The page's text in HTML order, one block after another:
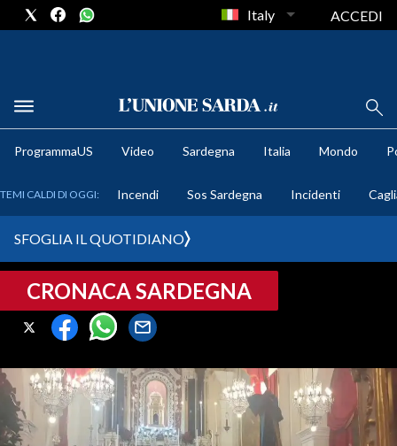
METEO
CRONACA SARDEGNA
CAGLIARI
SULCIS IGLESIENTE
MEDIO CAMPIDANO
ORISTANO E PROVINCIA
Italy ACCEDI
ProgrammaUS Video Sardegna Italia Mondo
TEMI CALDI DI OGGI: Incendi Sos Sardegna Incidenti
SFOGLIA IL QUOTIDIANO
CRONACA SARDEGNA